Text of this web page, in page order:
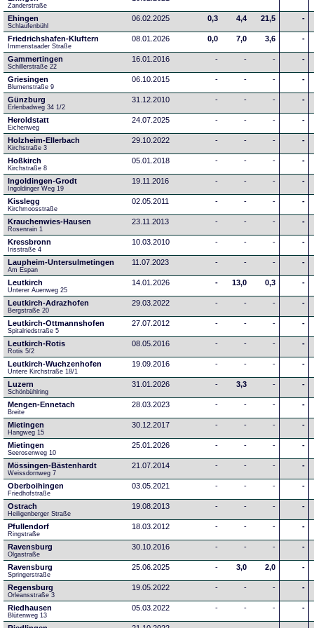
Zanderstraße
Ehingen
Schlaufenbühl
06.02.2025 0,3 4,4 21,5 -
Friedrichshafen-Kluftern
Immenstaader Straße
08.01.2026 0,0 7,0 3,6 -
Gammertingen
Schillerstraße 22
16.01.2016 - - - -
Griesingen
Blumenstraße 9
06.10.2015 - - - -
Günzburg
Erlenbadweg 34 1/2
31.12.2010 - - - -
Heroldstatt
Eichenweg
24.07.2025 - - - -
Holzheim-Ellerbach
Kirchstraße 3
29.10.2022 - - - -
Hoßkirch
Kirchstraße 8
05.01.2018 - - - -
Ingoldingen-Grodt
Ingoldinger Weg 19
19.11.2016 - - - -
Kisslegg
Kirchmoosstraße
02.05.2011 - - - -
Krauchenwies-Hausen
Rosenrain 1
23.11.2013 - - - -
Kressbronn
Irisstraße 4
10.03.2010 - - - -
Laupheim-Untersulmetingen
Am Espan
11.07.2023 - - - -
Leutkirch
Unterer Auenweg 25
14.01.2026 - 13,0 0,3 -
Leutkirch-Adrazhofen
Bergstraße 20
29.03.2022 - - - -
Leutkirch-Ottmannshofen
Spitalriedstraße 5
27.07.2012 - - - -
Leutkirch-Rotis
Rotis 5/2
08.05.2016 - - - -
Leutkirch-Wuchzenhofen
Untere Kirchstraße 18/1
19.09.2016 - - - -
Luzern
Schönbühlring
31.01.2026 - 3,3 - -
Mengen-Ennetach
Breite
28.03.2023 - - - -
Mietingen
Hangweg 15
30.12.2017 - - - -
Mietingen
Seerosenweg 10
25.01.2026 - - - -
Mössingen-Bästenhardt
Weissdornweg 7
21.07.2014 - - - -
Oberboihingen
Friedhofstraße
03.05.2021 - - - -
Ostrach
Heiligenberger Straße
19.08.2013 - - - -
Pfullendorf
Ringstraße
18.03.2012 - - - -
Ravensburg
Olgastraße
30.10.2016 - - - -
Ravensburg
Springerstraße
25.06.2025 - 3,0 2,0 -
Regensburg
Orleansstraße 3
19.05.2022 - - - -
Riedhausen
Blütenweg 13
05.03.2022 - - - -